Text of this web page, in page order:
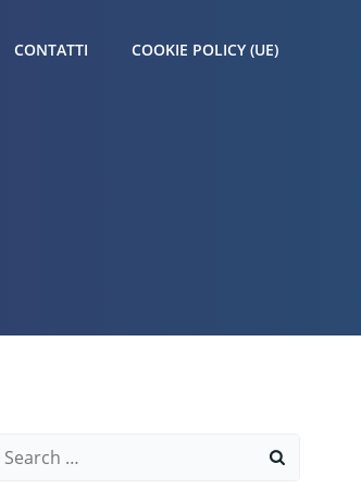
CONTATTI COOKIE POLICY (UE)
Search